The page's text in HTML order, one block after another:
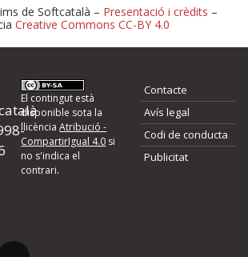
nos millores o
o voleu proposar alguna millora, ompliu els
que proposeu o l'error del qual voleu informar-
de Softcatalà – Presentació i crèdits –
Creative Commons CC-BY 4.0
El contingut està
disponible sota la
llicènciaAtribució -
CompartirIgual 4.0 si
no s'indica el
contrari.
Contacte
Avís legal
Codi de conducta
Publicitat